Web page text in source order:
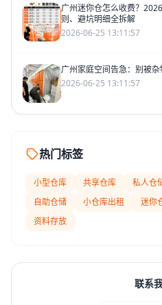
广州迷你仓怎么收费？
则、避坑明细全拆解
2026-06-25 13:11:57
广州家庭空间告急：别被
2026-06-25 13:11:57
热门标签
小型仓库 共享仓库 私人仓
自助仓储
小仓库出租 迷你
资料存放
联系